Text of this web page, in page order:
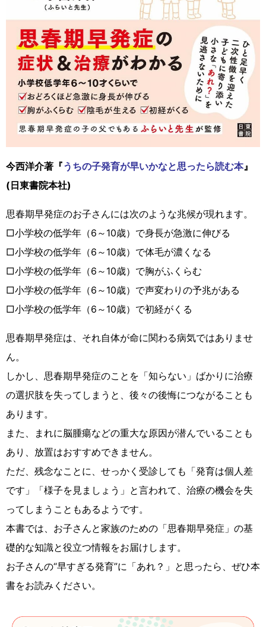
今西洋介著『うちの子発育が早いかなと思ったら読む本』
(日東書院本社)
思春期早発症のお子さんには次のような兆候が現れます。
□小学校の低学年（6～10歳）で身長が急激に伸びる
□小学校の低学年（6～10歳）で体毛が濃くなる
□小学校の低学年（6～10歳）で胸がふくらむ
□小学校の低学年（6～10歳）で声変わりの予兆がある
□小学校の低学年（6～10歳）で初経がくる
思春期早発症は、それ自体が命に関わる病気ではありませ
ん。
しかし、思春期早発症のことを「知らない」ばかりに治療
の選択肢を失ってしまうと、後々の後悔につながることも
あります。
また、まれに脳腫瘍などの重大な原因が潜んでいることも
あり、放置はおすすめできません。
ただ、残念なことに、せっかく受診しても「発育は個人差
です」「様子を見ましょう」と言われて、治療の機会を失
ってしまうこともあるようです。
本書では、お子さんと家族のための「思春期早発症」の基
礎的な知識と役立つ情報をお届けします。
お子さんの“早すぎる発育”に「あれ？」と思ったら、ぜひ本
書をお読みください。